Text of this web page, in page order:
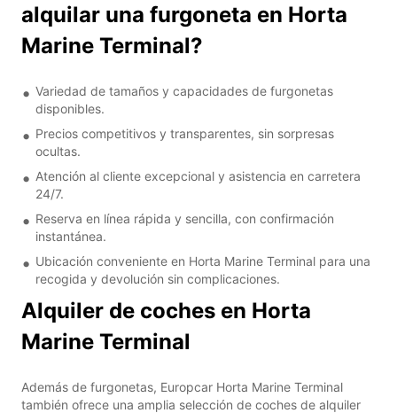
alquilar una furgoneta en Horta
Marine Terminal?
Variedad de tamaños y capacidades de furgonetas
disponibles.
Precios competitivos y transparentes, sin sorpresas
ocultas.
Atención al cliente excepcional y asistencia en carretera
24/7.
Reserva en línea rápida y sencilla, con confirmación
instantánea.
Ubicación conveniente en Horta Marine Terminal para una
recogida y devolución sin complicaciones.
Alquiler de coches en Horta
Marine Terminal
Además de furgonetas, Europcar Horta Marine Terminal
también ofrece una amplia selección de coches de alquiler